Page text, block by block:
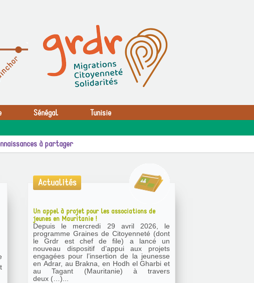
Sénégal Tunisie
à partager
Actualités
Un appel à projet pour les associations de
jeunes en Mauritanie !
Depuis le mercredi 29 avril 2026, le
programme Graines de Citoyenneté (dont
le Grdr est chef de file) a lancé un
nouveau dispositif d’appui aux projets
engagées pour l’insertion de la jeunesse
en Adrar, au Brakna, en Hodh el Gharbi et
au Tagant (Mauritanie) à travers
deux (…)...